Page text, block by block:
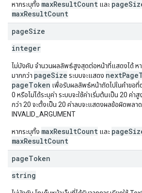
หากระบุทั้ง maxResultCount และ
maxResultCount
pageSize
integer
ไม่บังคับ จำนวนผลลัพธ์สูงสุดต่อหน้าที่แสดงได้ ห
มากกว่า pageSize ระบบจะแสดง
pageToken เพื่อรับผลลัพธ์หน้าถัดไปในคำขอที่
0 หรือไม่ได้ระบุค่า ระบบจะใช้ค่าเริ่มต้นเป็น 20 ค่
กว่า 20 จะตั้งเป็น 20 ค่าลบจะแสดงผลข้อผิดพลาด
INVALID_ARGUMENT
หากระบุทั้ง maxResultCount และ
maxResultCount
pageToken
string